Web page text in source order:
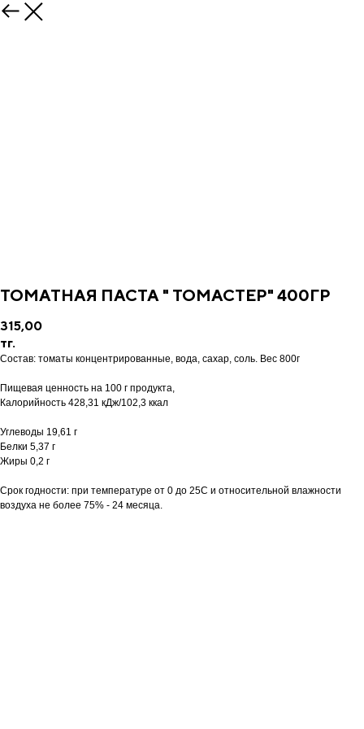
ТОМАТНАЯ ПАСТА " ТОМАСТЕР" 400ГР
315,00
тг.
Состав: томаты концентрированные, вода, сахар, соль. Вес 800г
Пищевая ценность на 100 г продукта,
Калорийность 428,31 кДж/102,3 ккал
Углеводы 19,61 г
Белки 5,37 г
Жиры 0,2 г
Срок годности: при температуре от 0 до 25С и относительной влажности
воздуха не более 75% - 24 месяца.